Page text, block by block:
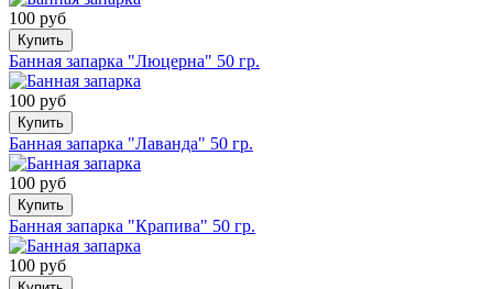
100 руб
Купить
Банная запарка "Люцерна" 50 гр.
100 руб
Купить
Банная запарка "Лаванда" 50 гр.
100 руб
Купить
Банная запарка "Крапива" 50 гр.
100 руб